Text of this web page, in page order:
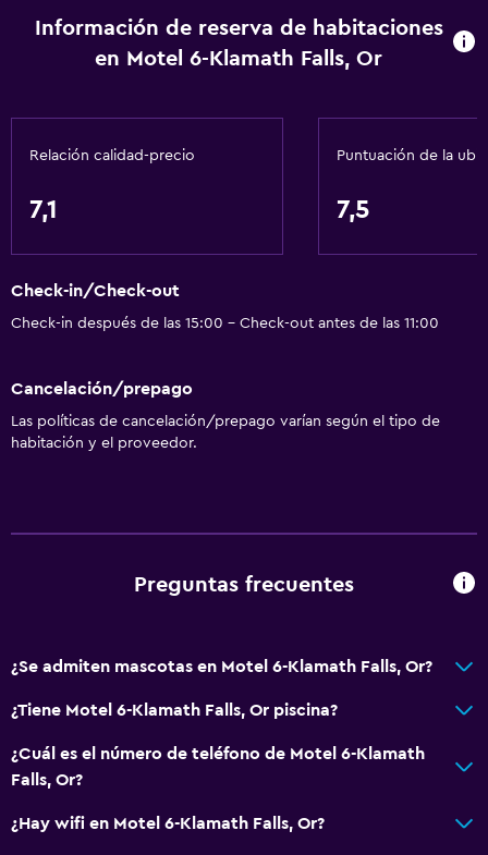
Información de reserva de habitaciones
en Motel 6-Klamath Falls, Or
Relación calidad-precio
7,1
Puntuación de la
7,5
Check-in/Check-out
Check-in después de las 15:00 - Check-out antes de las 11:00
Cancelación/prepago
Las políticas de cancelación/prepago varían según el tipo de
habitación y el proveedor.
Preguntas frecuentes
¿Se admiten mascotas en Motel 6-Klamath Falls, Or?
¿Tiene Motel 6-Klamath Falls, Or piscina?
¿Cuál es el número de teléfono de Motel 6-Klamath
Falls, Or?
¿Hay wifi en Motel 6-Klamath Falls, Or?